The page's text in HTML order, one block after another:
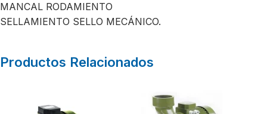
MANCAL RODAMIENTO
SELLAMIENTO SELLO MECÁNICO.
Productos Relacionados